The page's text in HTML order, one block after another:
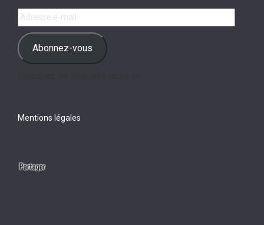
Adresse
e-
mail Abonnez-vous
Mentions légales